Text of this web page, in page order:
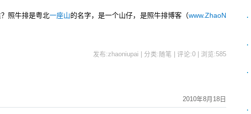
照牛排是粤北一座山的名字，是一个山仔，是照牛排博客（www.ZhaoN
发布:zhaoniupai | 分类:随笔 | 评论:0 | 浏览:585
2010年8月18日